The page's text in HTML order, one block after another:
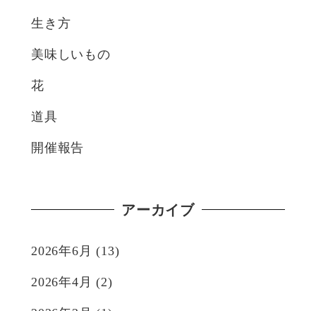
生き方
美味しいもの
花
道具
開催報告
アーカイブ
2026年6月 (13)
2026年4月 (2)